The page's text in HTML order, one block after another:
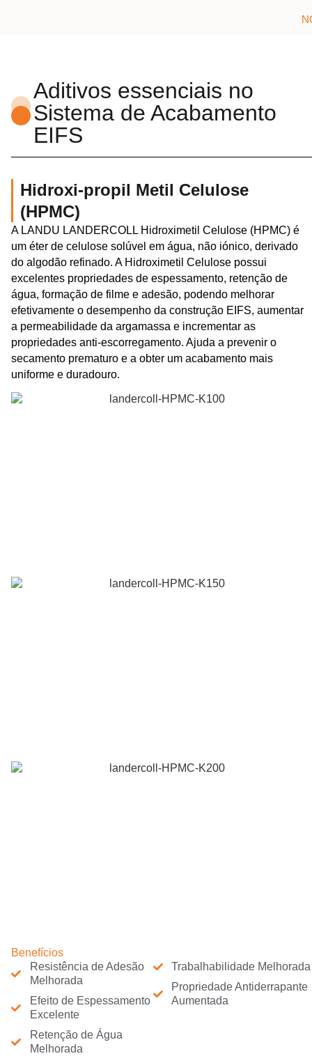
Aditivos essenciais no
Sistema de Acabamento
EIFS
Hidroxi-propil Metil Celulose
(HPMC)
A LANDU LANDERCOLL Hidroximetil Celulose (HPMC) é
um éter de celulose solúvel em água, não iónico, derivado
do algodão refinado. A Hidroximetil Celulose possui
excelentes propriedades de espessamento, retenção de
água, formação de filme e adesão, podendo melhorar
efetivamente o desempenho da construção EIFS, aumentar
a permeabilidade da argamassa e incrementar as
propriedades anti-escorregamento. Ajuda a prevenir o
secamento prematuro e a obter um acabamento mais
uniforme e duradouro.
Benefícios
Resistência de Adesão
Melhorada
Efeito de Espessamento
Excelente
Retenção de Água
Melhorada
Trabalhabilidade Melhorada
Propriedade Antiderrapante
Aumentada